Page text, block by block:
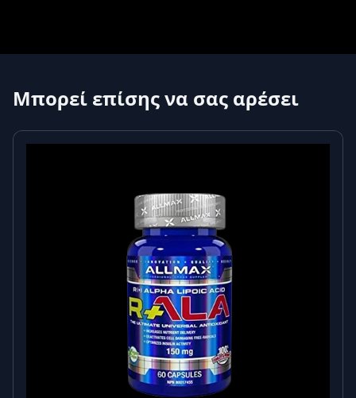
Μπορεί επίσης να σας αρέσει